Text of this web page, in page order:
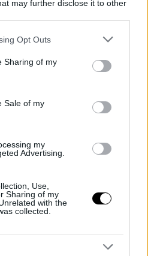
may further disclose it to other
app uses one or more Google
behaviour. You may click to
and its third-party tags to
purposes in below Google
Opt Outs
Sharing of my
Sale of my
my
Advertising.
Use,
Sharing of my
with the
collected.
la crisi idrica
fondi per sicurezza dei
provincia di Salerno”
-